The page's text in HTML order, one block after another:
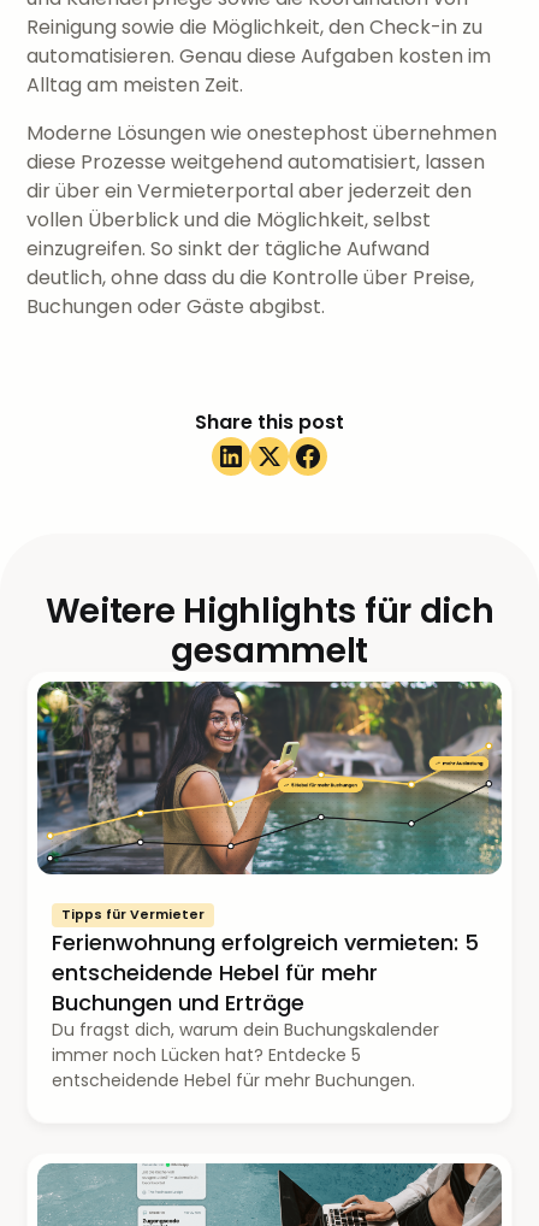
Reinigung sowie die Möglichkeit, den Check-in zu
automatisieren. Genau diese Aufgaben kosten im
Alltag am meisten Zeit.
Moderne Lösungen wie onestephost übernehmen
diese Prozesse weitgehend automatisiert, lassen
dir über ein Vermieterportal aber jederzeit den
vollen Überblick und die Möglichkeit, selbst
einzugreifen. So sinkt der tägliche Aufwand
deutlich, ohne dass du die Kontrolle über Preise,
Buchungen oder Gäste abgibst.
Share this post
Weitere Highlights für dich
gesammelt
Tipps für Vermieter
Ferienwohnung erfolgreich vermieten: 5
entscheidende Hebel für mehr
Buchungen und Erträge
Du fragst dich, warum dein Buchungskalender
immer noch Lücken hat? Entdecke 5
entscheidende Hebel für mehr Buchungen.